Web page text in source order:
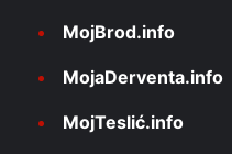
MojBrod.info
MojaDerventa.info
MojTeslić.info